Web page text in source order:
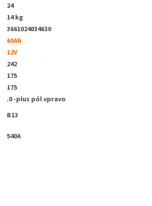
24
14 kg
3661024034630
60Ah
12V
242
175
175
.0 -plus pól vpravo
B13
540A